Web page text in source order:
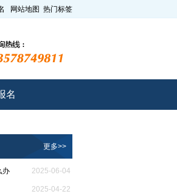
网站地图 热门标签
名
更多>>
办 2025-06-04
2025-04-22